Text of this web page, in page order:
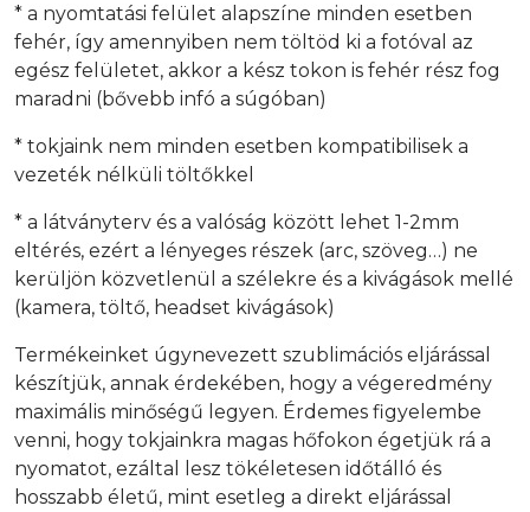
* a nyomtatási felület alapszíne minden esetben
fehér, így amennyiben nem töltöd ki a fotóval az
egész felületet, akkor a kész tokon is fehér rész fog
maradni (bővebb infó a súgóban)
* tokjaink nem minden esetben kompatibilisek a
vezeték nélküli töltőkkel
* a látványterv és a valóság között lehet 1-2mm
eltérés, ezért a lényeges részek (arc, szöveg…) ne
kerüljön közvetlenül a szélekre és a kivágások mellé
(kamera, töltő, headset kivágások)
Termékeinket úgynevezett szublimációs eljárással
készítjük, annak érdekében, hogy a végeredmény
maximális minőségű legyen. Érdemes figyelembe
venni, hogy tokjainkra magas hőfokon égetjük rá a
nyomatot, ezáltal lesz tökéletesen időtálló és
hosszabb életű, mint esetleg a direkt eljárással